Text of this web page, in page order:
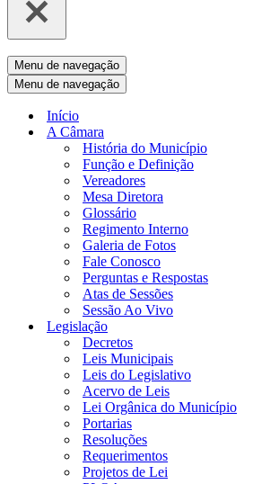
Menu de navegação
Menu de navegação
Início
A Câmara
História do Município
Função e Definição
Vereadores
Mesa Diretora
Glossário
Regimento Interno
Galeria de Fotos
Fale Conosco
Perguntas e Respostas
Atas de Sessões
Sessão Ao Vivo
Legislação
Decretos
Leis Municipais
Leis do Legislativo
Acervo de Leis
Lei Orgânica do Município
Portarias
Resoluções
Requerimentos
Projetos de Lei